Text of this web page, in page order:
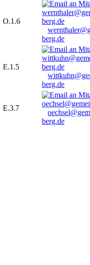
O.1.6
berg.de
E.1.5
berg.de
E.3.7
berg.de